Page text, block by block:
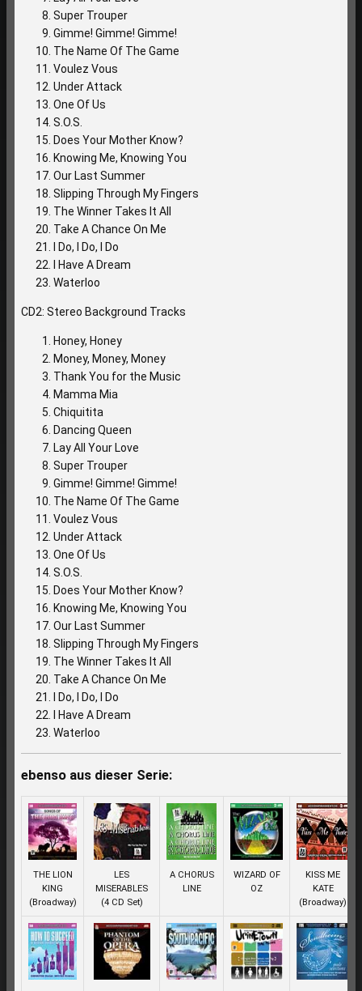
Super Trouper
Gimme! Gimme! Gimme!
The Name Of The Game
Voulez Vous
Under Attack
One Of Us
S.O.S.
Does Your Mother Know?
Knowing Me, Knowing You
Our Last Summer
Slipping Through My Fingers
The Winner Takes It All
Take A Chance On Me
I Do, I Do, I Do
I Have A Dream
Waterloo
CD2: Stereo Background Tracks
Honey, Honey
Money, Money, Money
Thank You for the Music
Mamma Mia
Chiquitita
Dancing Queen
Lay All Your Love
Super Trouper
Gimme! Gimme! Gimme!
The Name Of The Game
Voulez Vous
Under Attack
One Of Us
S.O.S.
Does Your Mother Know?
Knowing Me, Knowing You
Our Last Summer
Slipping Through My Fingers
The Winner Takes It All
Take A Chance On Me
I Do, I Do, I Do
I Have A Dream
Waterloo
ebenso aus dieser Serie:
THE LION
KING
(Broadway)
LES
MISERABLES
(4 CD Set)
A CHORUS
LINE
WIZARD OF
OZ
KISS ME
KATE
(Broadway)